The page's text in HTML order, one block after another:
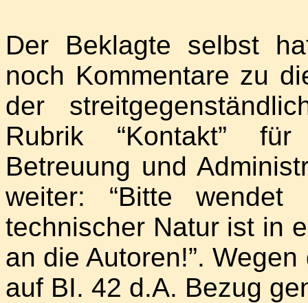
Der Beklagte selbst
noch Kommentare zu
der
Rubrik “Kontakt”
Betreuung und
weiter: “Bitte
technischer Natur ist in
an die Autoren!”.
auf BI. 42 d.A. Bezug